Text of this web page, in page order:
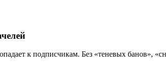
к подписчикам. Без «теневых банов»,